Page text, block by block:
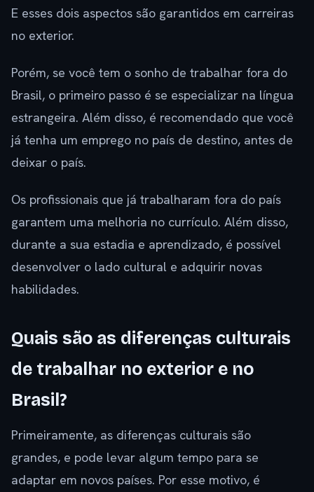
E esses dois aspectos são garantidos em carreiras
no exterior.
Porém, se você tem o sonho de trabalhar fora do
Brasil, o primeiro passo é se especializar na língua
estrangeira. Além disso, é recomendado que você
já tenha um emprego no país de destino, antes de
deixar o país.
Os profissionais que já trabalharam fora do país
garantem uma melhoria no currículo. Além disso,
durante a sua estadia e aprendizado, é possível
desenvolver o lado cultural e adquirir novas
habilidades.
Quais são as diferenças culturais
de trabalhar no exterior e no
Brasil?
Primeiramente, as diferenças culturais são
grandes, e pode levar algum tempo para se
adaptar em novos países. Por esse motivo, é